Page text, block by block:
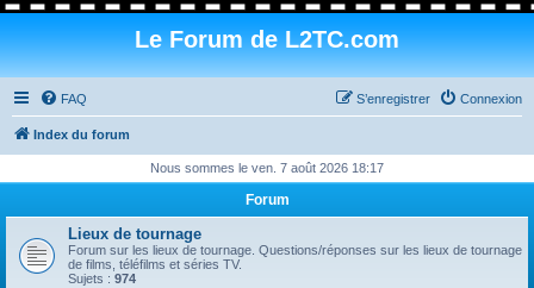
Le Forum de L2TC.com
FAQ Connexion
S’enregistrer
Index du forum
Nous sommes le ven. 7 août 2026 18:17
Forum
Lieux de tournage
Forum sur les lieux de tournage. Questions/réponses sur les lieux de tournage
de films, téléfilms et séries TV.
Sujets : 974